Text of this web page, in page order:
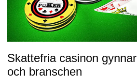
Skattefria casinon
och branschen